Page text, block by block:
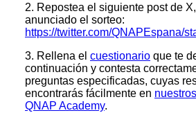
2. Repostea el siguiente post de
anunciado el sorteo:
https://twitter.com/QNAPEspana/
3. Rellena el cuestionario que te
continuación y contesta
preguntas especificadas, cuyas
encontrarás fácilmente en
QNAP Academy.